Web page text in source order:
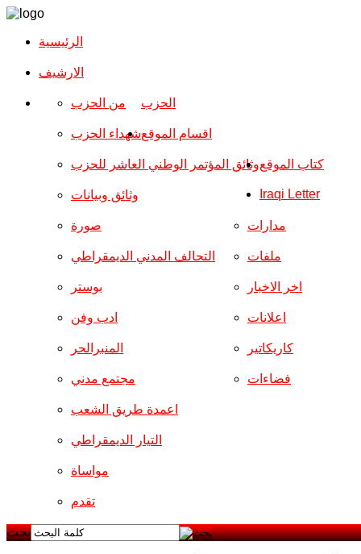
الرئيسية
الارشیف
الحزب من الحزب
شهداء الحزب
وثائق المؤتمر الوطني العاشر للحزب
وثائق وبيانات
اقسام الموقع
صورة
التحالف المدني الديمقراطي
بوستر
ادب وفن
المنبرالحر
مجتمع مدني
مدارات
ملفات
اخر الاخبار
اعلانات
كاريكاتير
فضاءات
اعمدة طريق الشعب
التيار الديمقراطي
مواساة
تقدم
كتاب الموقع
Iraqi Letter
بحث